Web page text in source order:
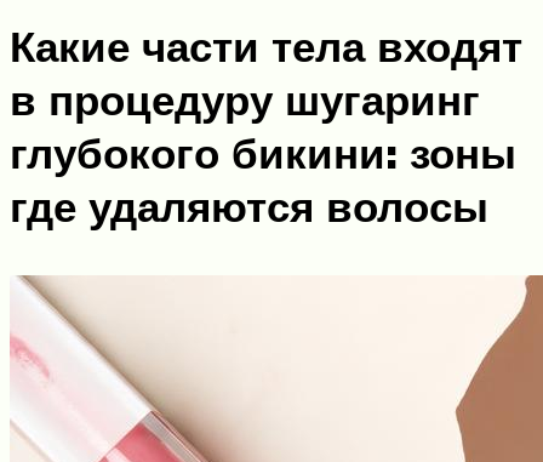
Какие части тела входят
в процедуру шугаринг
глубокого бикини: зоны
где удаляются волосы